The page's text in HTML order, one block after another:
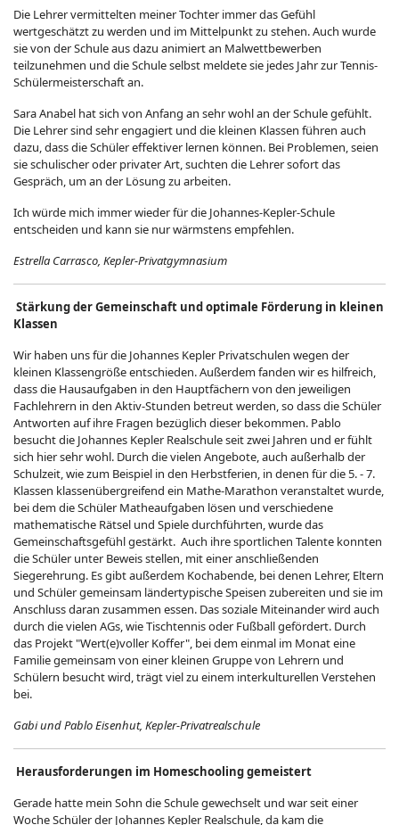
Die Lehrer vermittelten meiner Tochter immer das Gefühl
wertgeschätzt zu werden und im Mittelpunkt zu stehen. Auch wurde
sie von der Schule aus dazu animiert an Malwettbewerben
teilzunehmen und die Schule selbst meldete sie jedes Jahr zur Tennis-
Schülermeisterschaft an.
Sara Anabel hat sich von Anfang an sehr wohl an der Schule gefühlt.
Die Lehrer sind sehr engagiert und die kleinen Klassen führen auch
dazu, dass die Schüler effektiver lernen können. Bei Problemen, seien
sie schulischer oder privater Art, suchten die Lehrer sofort das
Gespräch, um an der Lösung zu arbeiten.
Ich würde mich immer wieder für die Johannes-Kepler-Schule
entscheiden und kann sie nur wärmstens empfehlen.
Estrella Carrasco, Kepler-Privatgymnasium
Stärkung der Gemeinschaft und optimale Förderung in kleinen
Klassen
Wir haben uns für die Johannes Kepler Privatschulen wegen der
kleinen Klassengröße entschieden. Außerdem fanden wir es hilfreich,
dass die Hausaufgaben in den Hauptfächern von den jeweiligen
Fachlehrern in den Aktiv-Stunden betreut werden, so dass die Schüler
Antworten auf ihre Fragen bezüglich dieser bekommen. Pablo
besucht die Johannes Kepler Realschule seit zwei Jahren und er fühlt
sich hier sehr wohl. Durch die vielen Angebote, auch außerhalb der
Schulzeit, wie zum Beispiel in den Herbstferien, in denen für die 5. - 7.
Klassen klassenübergreifend ein Mathe-Marathon veranstaltet wurde,
bei dem die Schüler Matheaufgaben lösen und verschiedene
mathematische Rätsel und Spiele durchführten, wurde das
Gemeinschaftsgefühl gestärkt. Auch ihre sportlichen Talente konnten
die Schüler unter Beweis stellen, mit einer anschließenden
Siegerehrung. Es gibt außerdem Kochabende, bei denen Lehrer, Eltern
und Schüler gemeinsam ländertypische Speisen zubereiten und sie im
Anschluss daran zusammen essen. Das soziale Miteinander wird auch
durch die vielen AGs, wie Tischtennis oder Fußball gefördert. Durch
das Projekt "Wert(e)voller Koffer", bei dem einmal im Monat eine
Familie gemeinsam von einer kleinen Gruppe von Lehrern und
Schülern besucht wird, trägt viel zu einem interkulturellen Verstehen
bei.
Gabi und Pablo Eisenhut, Kepler-Privatrealschule
Herausforderungen im Homeschooling gemeistert
Gerade hatte mein Sohn die Schule gewechselt und war seit einer
Woche Schüler der Johannes Kepler Realschule, da kam die